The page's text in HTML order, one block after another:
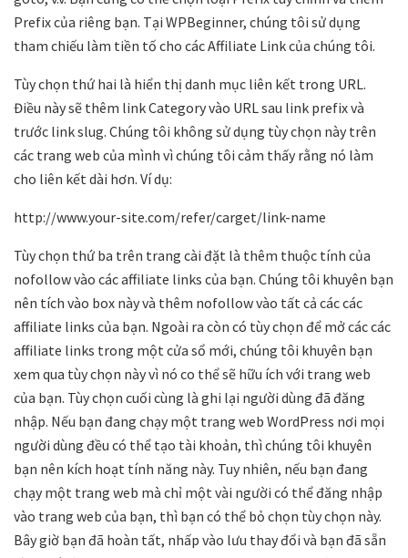
Prefix của riêng bạn. Tại WPBeginner, chúng tôi sử dụng
tham chiếu làm tiền tố cho các Affiliate Link của chúng tôi.
Tùy chọn thứ hai là hiển thị danh mục liên kết trong URL.
Điều này sẽ thêm link Category vào URL sau link prefix và
trước link slug. Chúng tôi không sử dụng tùy chọn này trên
các trang web của mình vì chúng tôi cảm thấy rằng nó làm
cho liên kết dài hơn. Ví dụ:
http://www.your-site.com/refer/carget/link-name
Tùy chọn thứ ba trên trang cài đặt là thêm thuộc tính của
nofollow vào các affiliate links của bạn. Chúng tôi khuyên bạn
nên tích vào box này và thêm nofollow vào tất cả các các
affiliate links của bạn. Ngoài ra còn có tùy chọn để mở các các
affiliate links trong một cửa sổ mới, chúng tôi khuyên bạn
xem qua tùy chọn này vì nó co thể sẽ hữu ích với trang web
của bạn. Tùy chọn cuối cùng là ghi lại người dùng đã đăng
nhập. Nếu bạn đang chạy một trang web WordPress nơi mọi
người dùng đều có thể tạo tài khoản, thì chúng tôi khuyên
bạn nên kích hoạt tính năng này. Tuy nhiên, nếu bạn đang
chạy một trang web mà chỉ một vài người có thể đăng nhập
vào trang web của bạn, thì bạn có thể bỏ chọn tùy chọn này.
Bây giờ bạn đã hoàn tất, nhấp vào lưu thay đổi và bạn đã sẵn